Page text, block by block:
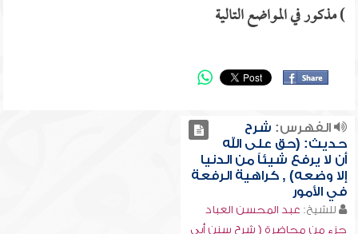
) مذكور في المواضع التالية
الفهرس: شرح
حديث: (حق على الله
أن لا يرفع شيئاً من الدنيا
إلا وضعه) , كراهية الرفعة
في الأمور
للشيخ: عبد المحسن العباد
جزء من محاضرة ( شرح سنن أبي